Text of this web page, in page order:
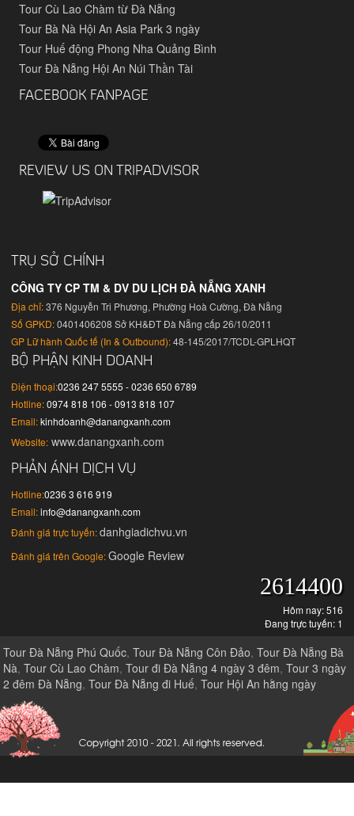
Tour Cù Lao Chàm từ Đà Nẵng
Tour Bà Nà Hội An Asia Park 3 ngày
Tour Huế động Phong Nha Quảng Bình
Tour Đà Nẵng Hội An Núi Thần Tài
FACEBOOK FANPAGE
REVIEW US ON TRIPADVISOR
TRỤ SỞ CHÍNH
CÔNG TY CP TM & DV DU LỊCH ĐÀ NẴNG XANH
Địa chỉ:376 Nguyễn Tri Phương, Phường Hoà Cường, Đà Nẵng
Số GPKD:0401406208 Sở KH&ĐT Đà Nẵng cấp 26/10/2011
GP Lữ hành Quốc tế (In & Outbound):48-145/2017/TCDL-GPLHQT
BỘ PHẬN KINH DOANH
Điện thoại:0236 247 5555 - 0236 650 6789
Hotline: 0974 818 106 - 0913 818 107
Email: kinhdoanh@danangxanh.com
Website: www.danangxanh.com
PHẢN ÁNH DỊCH VỤ
Hotline:0236 3 616 919
Email: info@danangxanh.com
Đánh giá trực tuyến:danhgiadichvu.vn
Đánh giá trên Google: Google Review
2614400
Hôm nay: 516
Đang trực tuyến: 1
Tour Đà Nẵng Phú Quốc,Tour Đà Nẵng Côn Đảo,Tour Đà Nẵng Bà
Nà,Tour Cù Lao Chàm,Tour đi Đà Nẵng 4 ngày 3 đêm,Tour 3 ngày
2 đêm Đà Nẵng,Tour Đà Nẵng đi Huế,Tour Hội An hằng ngày